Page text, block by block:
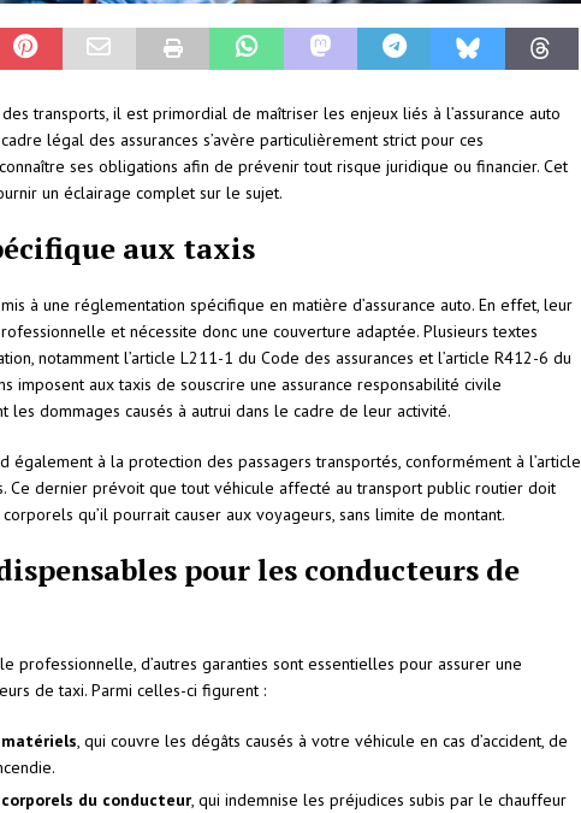
transports, il est primordial de maîtriser les enjeux liés à l’assurance auto
légal des assurances s’avère particulièrement strict pour ces
ses obligations afin de prévenir tout risque juridique ou financier. Cet
un éclairage complet sur le sujet.
aux taxis
à une réglementation spécifique en matière d’assurance auto. En effet, leur
et nécessite donc une couverture adaptée. Plusieurs textes
notamment l’article L211-1 du Code des assurances et l’article R412-6 du
imposent aux taxis de souscrire une assurance responsabilité civile
les dommages causés à autrui dans le cadre de leur activité.
également à la protection des passagers transportés, conformément à l’article
Ce dernier prévoit que tout véhicule affecté au transport public routier doit
qu’il pourrait causer aux voyageurs, sans limite de montant.
pour les conducteurs de
professionnelle, d’autres garanties sont essentielles pour assurer une
de taxi. Parmi celles-ci figurent :
, qui couvre les dégâts causés à votre véhicule en cas d’accident, de
du conducteur, qui indemnise les préjudices subis par le chauffeur